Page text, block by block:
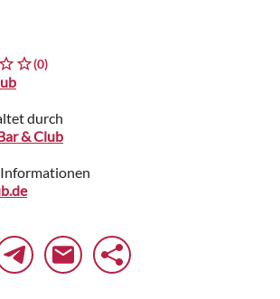
(0)
durch
& Club